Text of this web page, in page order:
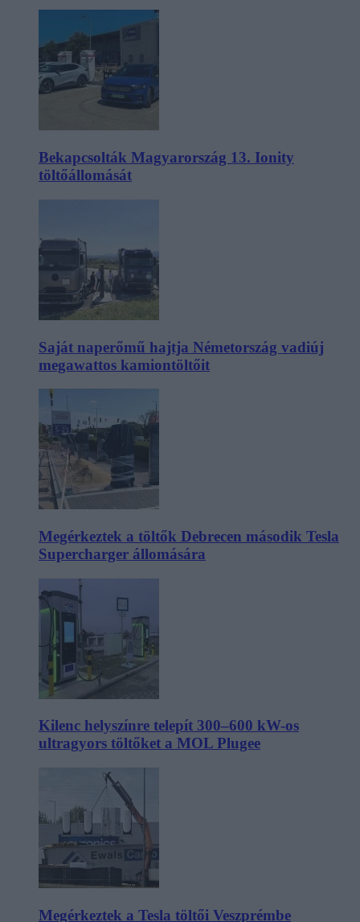
Bekapcsolták Magyarország 13. Ionity
töltőállomását
Saját naperőmű hajtja Németország vadiúj
megawattos kamiontöltőit
Megérkeztek a töltők Debrecen második Tesla
Supercharger állomására
Kilenc helyszínre telepít 300–600 kW-os
ultragyors töltőket a MOL Plugee
Megérkeztek a Tesla töltői Veszprémbe